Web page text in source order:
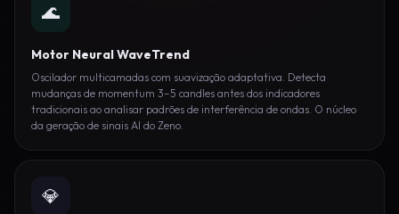
🌊
Motor Neural WaveTrend
Oscilador multicamadas com suavização adaptativa. Detecta
mudanças de momentum 3–5 candles antes dos indicadores
tradicionais ao analisar padrões de interferência de ondas. O núcleo
da geração de sinais AI do Zeno.
💎